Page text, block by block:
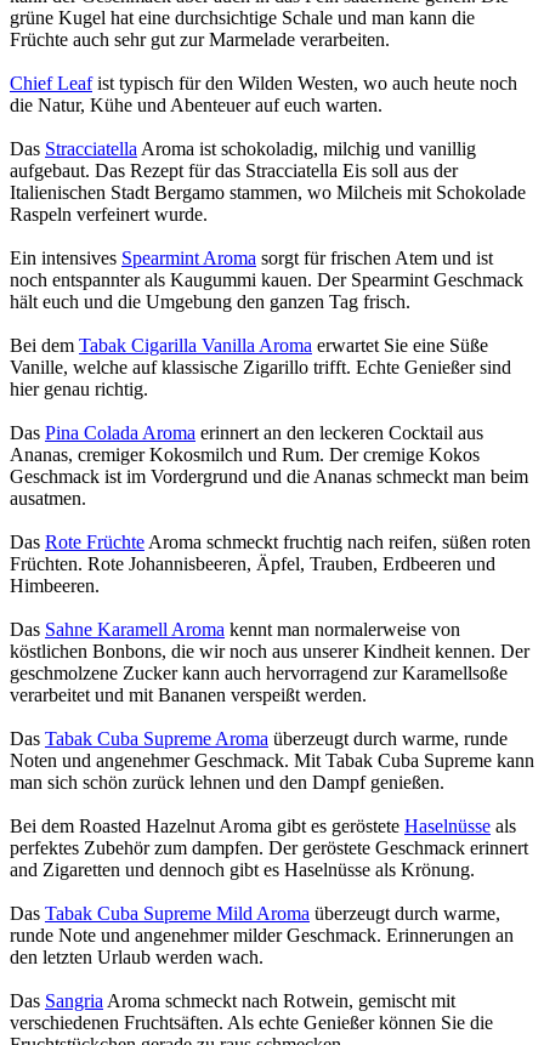
grüne Kugel hat eine durchsichtige Schale und man kann die
Früchte auch sehr gut zur Marmelade verarbeiten.
Chief Leafist typisch für den Wilden Westen, wo auch heute noch
die Natur, Kühe und Abenteuer auf euch warten.
Das Stracciatella Aroma ist schokoladig, milchig und vanillig
aufgebaut. Das Rezept für das Stracciatella Eis soll aus der
Italienischen Stadt Bergamo stammen, wo Milcheis mit Schokolade
Raspeln verfeinert wurde.
Ein intensives Spearmint Aroma sorgt für frischen Atem und ist
noch entspannter als Kaugummi kauen. Der Spearmint Geschmack
hält euch und die Umgebung den ganzen Tag frisch.
Bei dem Tabak Cigarilla Vanilla Aroma erwartet Sie eine Süße
Vanille, welche auf klassische Zigarillo trifft. Echte Genießer sind
hier genau richtig.
Das Pina Colada Aroma erinnert an den leckeren Cocktail aus
Ananas, cremiger Kokosmilch und Rum. Der cremige Kokos
Geschmack ist im Vordergrund und die Ananas schmeckt man beim
ausatmen.
Das Rote Früchte Aroma schmeckt fruchtig nach reifen, süßen roten
Früchten. Rote Johannisbeeren, Äpfel, Trauben, Erdbeeren und
Himbeeren.
Das Sahne Karamell Aroma kennt man normalerweise von
köstlichen Bonbons, die wir noch aus unserer Kindheit kennen. Der
geschmolzene Zucker kann auch hervorragend zur Karamellsoße
verarbeitet und mit Bananen verspeißt werden.
Das Tabak Cuba Supreme Aroma überzeugt durch warme, runde
Noten und angenehmer Geschmack. Mit Tabak Cuba Supreme kann
man sich schön zurück lehnen und den Dampf genießen.
Bei dem Roasted Hazelnut Aroma gibt es geröstete Haselnüsse als
perfektes Zubehör zum dampfen. Der geröstete Geschmack erinnert
and Zigaretten und dennoch gibt es Haselnüsse als Krönung.
Das Tabak Cuba Supreme Mild Aroma überzeugt durch warme,
runde Note und angenehmer milder Geschmack. Erinnerungen an
den letzten Urlaub werden wach.
Das Sangria Aroma schmeckt nach Rotwein, gemischt mit
verschiedenen Fruchtsäften. Als echte Genießer können Sie die